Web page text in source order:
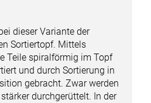
dieser Variante der
Sortiertopf. Mittels
Teile spiralförmig im Topf
und durch Sortierung in
gebracht. Zwar werden
durchgerüttelt. In der